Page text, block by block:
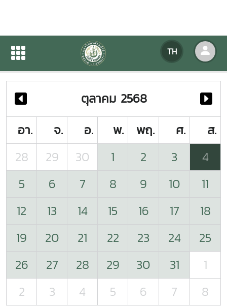
TH
ปฏิทินกิจกรรมของหน่วยงาน
ปฏิทินกิจกรรมของหน่วยงาน
ตุลาคม 2568
อา.
จ. อ. พ. พฤ. ศ.
ส.
28
29 30 1 2 3
4
5
6 7 8 9 10
11
12
13 14 15 16 17
18
19
20 21 22 23 24
25
26
27 28 29 30 31
1
2
3 4 5 6 7 8